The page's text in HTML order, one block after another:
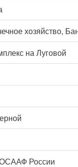
хозяйство,
на Луговой
России